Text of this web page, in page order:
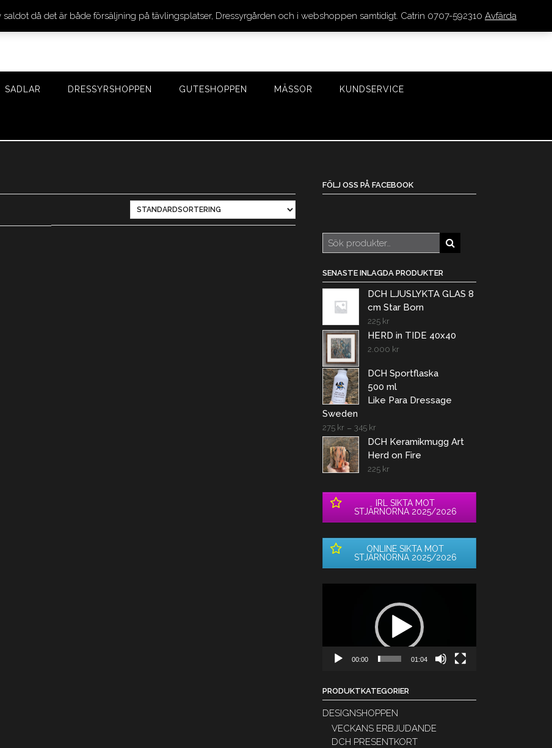
SADLAR DRESSYRSHOPPEN GUTESHOPPEN MÄSSOR KUNDSERVICE
FÖLJ OSS PÅ FACEBOOK
Sök
efter:
SENASTE INLAGDA PRODUKTER
DCH LJUSLYKTA GLAS 8
cm Star Born
225 kr
HERD in TIDE 40x40
2.000 kr
DCH Sportflaska
500 ml
Like Para Dressage
Sweden
275 kr– 345 kr
DCH Keramikmugg Art
Herd on Fire
225 kr
IRL SIKTA MOT
STJÄRNORNA 2025/2026
ONLINE SIKTA MOT
STJÄRNORNA 2025/2026
00:00 01:04
PRODUKTKATEGORIER
DESIGNSHOPPEN
VECKANS ERBJUDANDE
DCH PRESENTKORT
då det är både försäljning på tävlingsplatser, Dressyrgården och i webshoppen samtidigt. Catrin 0707-592310 Avfärda